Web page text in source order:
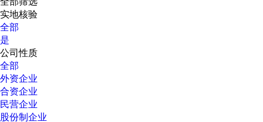
实地核验
全部
是
公司性质
全部
外资企业
合资企业
民营企业
股份制企业